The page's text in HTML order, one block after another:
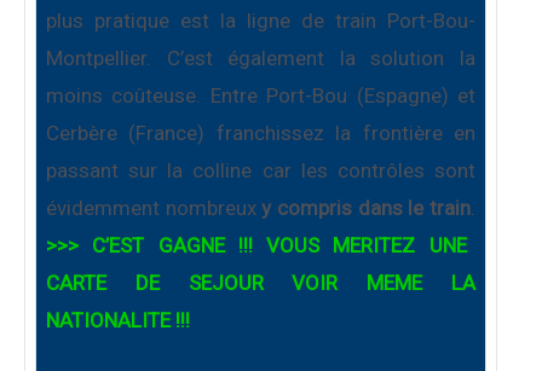
plus pratique est la ligne de train Port-Bou-
Montpellier. C’est également la solution la
moins coûteuse. Entre Port-Bou (Espagne) et
Cerbère (France) franchissez la frontière en
passant sur la colline car les contrôles sont
évidemment nombreuxy compris dans le train.
>>> C’EST GAGNE !!! VOUS MERITEZ UNE
CARTE DE SEJOUR VOIR MEME LA
NATIONALITE !!!